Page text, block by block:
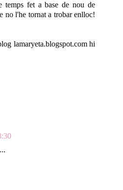
temps fet a base de nou de
no l'he tornat a trobar enlloc!
lamaryeta.blogspot.com hi